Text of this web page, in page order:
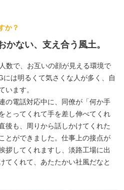
か？
かない、支え合う風土。
数で、お互いの顔が見える環境で
は明るくて気さくな人が多く、自
います。
の電話対応中に、同僚が「何か手
とってくれて手を差し伸べてくれ
後も、周りから話しかけてくれた
とができました。仕事上の接点が
拶してくれますし、淡路工場に出
てくれて、あたたかい社風だなと